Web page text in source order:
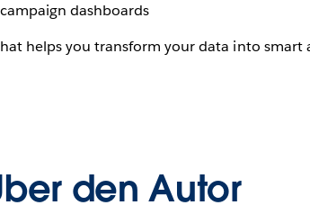
dashboards
helps you transform your data into smart
den Autor